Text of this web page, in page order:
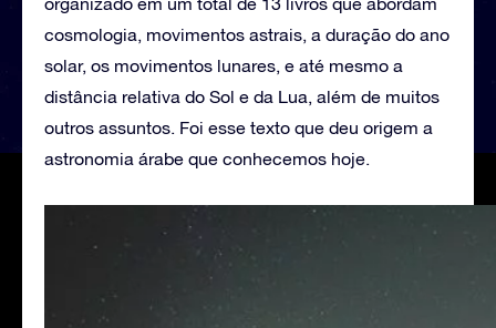
cosmologia, movimentos astrais, a duração do ano
solar, os movimentos lunares, e até mesmo a
distância relativa do Sol e da Lua, além de muitos
outros assuntos. Foi esse texto que deu origem a
astronomia árabe que conhecemos hoje.